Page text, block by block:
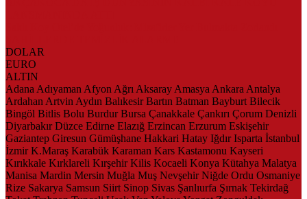
DOLAR
EURO
ALTIN
Adana Adıyaman Afyon Ağrı Aksaray Amasya Ankara Antalya
Ardahan Artvin Aydın Balıkesir Bartın Batman Bayburt Bilecik
Bingöl Bitlis Bolu Burdur Bursa Çanakkale Çankırı Çorum Denizli
Diyarbakır Düzce Edirne Elazığ Erzincan Erzurum Eskişehir
Gaziantep Giresun Gümüşhane Hakkari Hatay Iğdır Isparta İstanbul
İzmir K.Maraş Karabük Karaman Kars Kastamonu Kayseri
Kırıkkale Kırklareli Kırşehir Kilis Kocaeli Konya Kütahya Malatya
Manisa Mardin Mersin Muğla Muş Nevşehir Niğde Ordu Osmaniye
Rize Sakarya Samsun Siirt Sinop Sivas Şanlıurfa Şırnak Tekirdağ